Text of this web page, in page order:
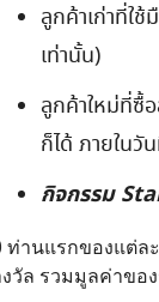
ลูกค้าเก่าที่ใ
เท่านั้น)
ลูกค้าใหม่ที่ซื้
ก็ได้ ภายในวั
กิจกรรม
ท่านแรกของแต่ล
วัล รวมมูลค่าขอ